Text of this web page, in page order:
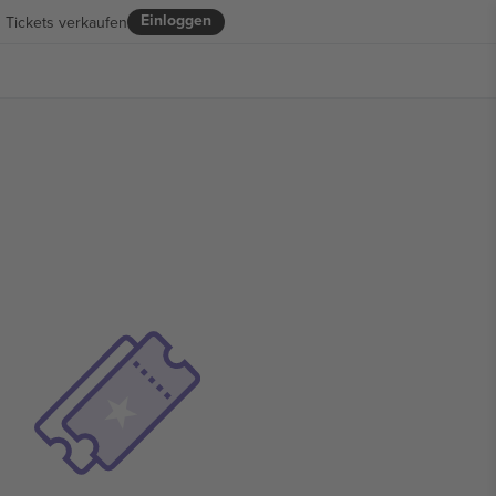
Einloggen
Tickets verkaufen